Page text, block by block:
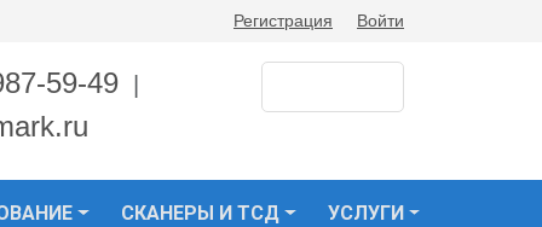
Регистрация Войти
59-49
СКАНЕРЫ И ТСД УСЛУГИ